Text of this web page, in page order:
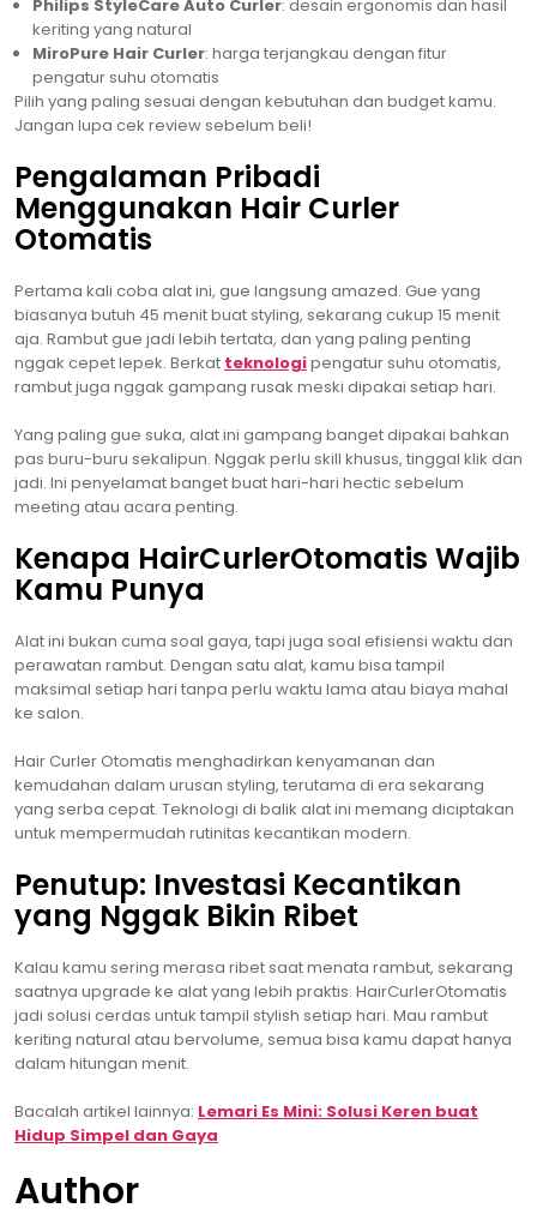
Philips StyleCare Auto Curler: desain ergonomis dan hasil
keriting yang natural
MiroPure Hair Curler: harga terjangkau dengan fitur
pengatur suhu otomatis
Pilih yang paling sesuai dengan kebutuhan dan budget kamu.
Jangan lupa cek review sebelum beli!
Pengalaman Pribadi
Menggunakan Hair Curler
Otomatis
Pertama kali coba alat ini, gue langsung amazed. Gue yang
biasanya butuh 45 menit buat styling, sekarang cukup 15 menit
aja. Rambut gue jadi lebih tertata, dan yang paling penting
nggak cepet lepek. Berkat teknologipengatur suhu otomatis,
rambut juga nggak gampang rusak meski dipakai setiap hari.
Yang paling gue suka, alat ini gampang banget dipakai bahkan
pas buru-buru sekalipun. Nggak perlu skill khusus, tinggal klik dan
jadi. Ini penyelamat banget buat hari-hari hectic sebelum
meeting atau acara penting.
Kenapa HairCurlerOtomatis Wajib
Kamu Punya
Alat ini bukan cuma soal gaya, tapi juga soal efisiensi waktu dan
perawatan rambut. Dengan satu alat, kamu bisa tampil
maksimal setiap hari tanpa perlu waktu lama atau biaya mahal
ke salon.
Hair Curler Otomatis menghadirkan kenyamanan dan
kemudahan dalam urusan styling, terutama di era sekarang
yang serba cepat. Teknologi di balik alat ini memang diciptakan
untuk mempermudah rutinitas kecantikan modern.
Penutup: Investasi Kecantikan
yang Nggak Bikin Ribet
Kalau kamu sering merasa ribet saat menata rambut, sekarang
saatnya upgrade ke alat yang lebih praktis. HairCurlerOtomatis
jadi solusi cerdas untuk tampil stylish setiap hari. Mau rambut
keriting natural atau bervolume, semua bisa kamu dapat hanya
dalam hitungan menit.
Bacalah artikel lainnya: Lemari Es Mini: Solusi Keren buat
Hidup Simpel dan Gaya
Author